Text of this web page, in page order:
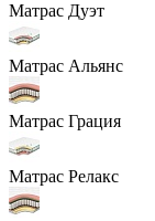
Матрас Дуэт
Матрас Альянс
Матрас Грация
Матрас Релакс